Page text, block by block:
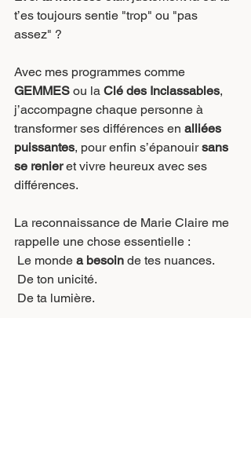
t’es toujours sentie "trop" ou "pas
assez" ?
Avec mes programmes comme
GEMMES ou la Clé des Inclassables,
j’accompagne chaque personne à
transformer ses différences en alliées
puissantes, pour enfin s’épanouir sans
se renier et vivre heureux avec ses
différences.
La reconnaissance de Marie Claire me
rappelle une chose essentielle :
Le monde a besoin de tes nuances.
De ton unicité.
De ta lumière.